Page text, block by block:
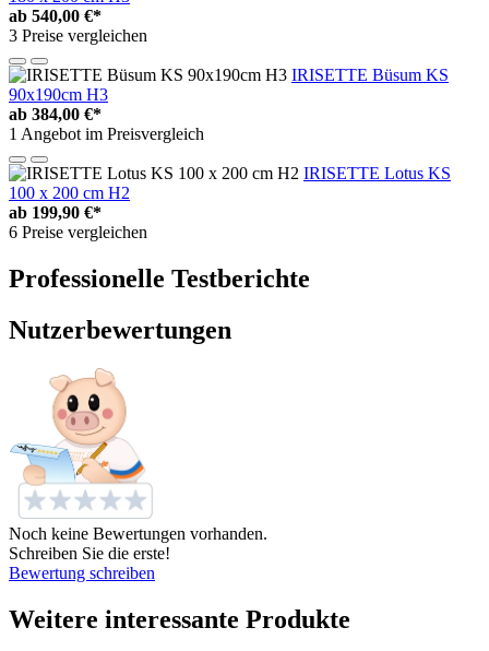
ab 540,00 €*
3 Preise vergleichen
IRISETTE Büsum KS
90x190cm H3
ab 384,00 €*
1 Angebot im Preisvergleich
IRISETTE Lotus KS
100 x 200 cm H2
ab 199,90 €*
6 Preise vergleichen
Professionelle Testberichte
Nutzerbewertungen
Noch keine Bewertungen vorhanden.
Schreiben Sie die erste!
Bewertung schreiben
Weitere interessante Produkte